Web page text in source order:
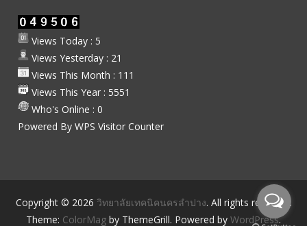
Views Today : 5
Views Yesterday : 21
Views This Month : 111
Views This Year : 5551
Who's Online : 0
Powered By WPS Visitor Counter
Copyright © 2026 วิทยาลัยเทคนิคนครลำปาง. All rights reserved.
Theme: ColorMag by ThemeGrill. Powered by WordPress.